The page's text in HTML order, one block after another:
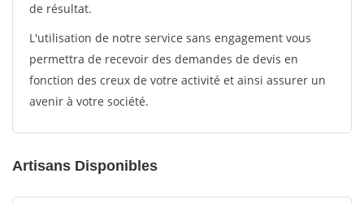
de résultat.
L'utilisation de notre service sans engagement vous
permettra de recevoir des demandes de devis en
fonction des creux de votre activité et ainsi assurer un
avenir à votre société.
Artisans Disponibles